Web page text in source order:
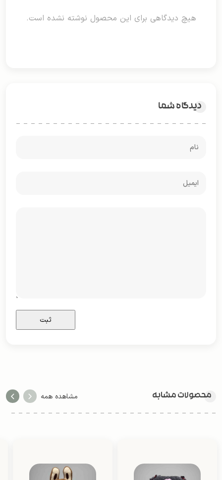
هیچ دیدگاهی برای این محصول نوشته نشده است.
دیدگاه شما
محصولات مشابه مشاهده همه